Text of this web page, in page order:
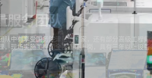
下一页